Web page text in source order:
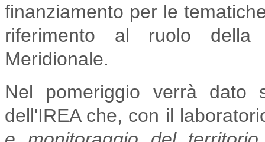
finanziamento per le
riferimento al ruolo della
Meridionale.
Nel pomeriggio verrà dato
dell'IREA che, con il